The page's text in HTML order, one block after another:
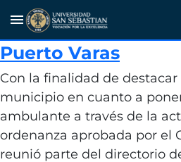
menu
Apoyo a
Ambulante en la
Puerto Varas
Con la finalidad de
municipio en cuanto a
ambulante a través de la
ordenanza aprobada por el
reunió parte del directorio